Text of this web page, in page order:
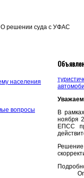
О решении суда с УФАС
населения
вопросы
В
ноября
ЕПСС